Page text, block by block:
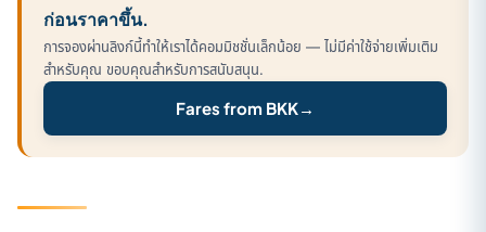
ก่อนราคาขึ้น.
การจองผ่านลิงก์นี้ทำให้เราได้คอมมิชชั่นเล็กน้อย — ไม่มีค่าใช้จ่ายเพิ่มเติม
สำหรับคุณ ขอบคุณสำหรับการสนับสนุน.
Fares from BKK→